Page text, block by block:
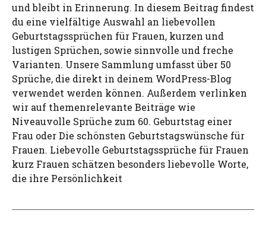
und bleibt in Erinnerung. In diesem Beitrag findest
du eine vielfältige Auswahl an liebevollen
Geburtstagssprüchen für Frauen, kurzen und
lustigen Sprüchen, sowie sinnvolle und freche
Varianten. Unsere Sammlung umfasst über 50
Sprüche, die direkt in deinem WordPress-Blog
verwendet werden können. Außerdem verlinken
wir auf themenrelevante Beiträge wie
Niveauvolle Sprüche zum 60. Geburtstag einer
Frau oder Die schönsten Geburtstagswünsche für
Frauen. Liebevolle Geburtstagssprüche für Frauen
kurz Frauen schätzen besonders liebevolle Worte,
die ihre Persönlichkeit